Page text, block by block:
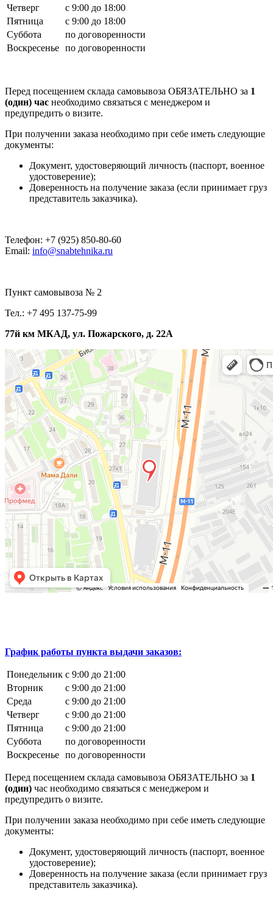
Четверг
с 9:00 до 18:00
Пятница
с 9:00 до 18:00
Суббота
по договоренности
Воскресенье по договоренности
Перед посещением склада самовывоза ОБЯЗАТЕЛЬНО за 1
(один) час необходимо связаться с менеджером и
предупредить о визите.
При получении заказа необходимо при себе иметь следующие
документы:
Документ, удостоверяющий личность (паспорт, военное
удостоверение);
Доверенность на получение заказа (если принимает груз
представитель заказчика).
Телефон: +7 (925) 850-80-60
Email: info@snabtehnika.ru
Пункт самовывоза № 2
Тел.: +7 495 137-75-99
77й км МКАД, ул. Пожарского, д. 22А
График работы пункта выдачи заказов:
Понедельник с 9:00 до 21:00
Вторник
с 9:00 до 21:00
Среда
с 9:00 до 21:00
Четверг
с 9:00 до 21:00
Пятница
с 9:00 до 21:00
Суббота
по договоренности
Воскресенье по договоренности
Перед посещением склада самовывоза ОБЯЗАТЕЛЬНО за 1
(один) час необходимо связаться с менеджером и
предупредить о визите.
При получении заказа необходимо при себе иметь следующие
документы:
Документ, удостоверяющий личность (паспорт, военное
удостоверение);
Доверенность на получение заказа (если принимает груз
представитель заказчика).